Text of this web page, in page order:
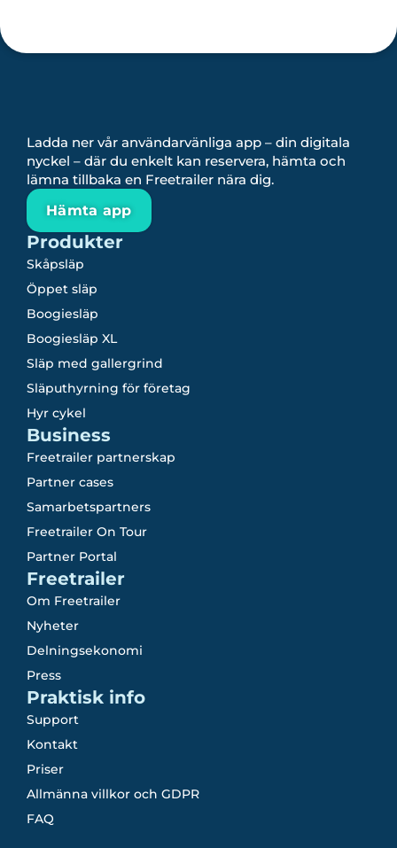
Ladda ner vår användarvänliga app – din digitala
nyckel – där du enkelt kan reservera, hämta och
lämna tillbaka en Freetrailer nära dig.
Hämta app
Produkter
Skåpsläp
Öppet släp
Boogiesläp
Boogiesläp XL
Släp med gallergrind
Släputhyrning för företag
Hyr cykel
Business
Freetrailer partnerskap
Partner cases
Samarbetspartners
Freetrailer On Tour
Partner Portal
Freetrailer
Om Freetrailer
Nyheter
Delningsekonomi
Press
Praktisk info
Support
Kontakt
Priser
Allmänna villkor och GDPR
FAQ